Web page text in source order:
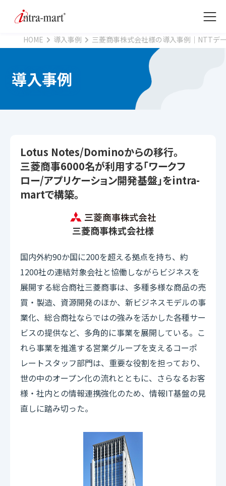
HOME 導入事例 三菱商事株式会社様の導入事例｜NTTデ
導入事例
Lotus Notes/Dominoからの移行。
三菱商事6000名が利用する「ワークフ
ロー/アプリケーション開発基盤」をintra-
martで構築。
三菱商事株式会社様
国内外約90か国に200を超える拠点を持ち、約
1200社の連結対象会社と協働しながらビジネスを
展開する総合商社三菱商事は、多種多様な商品の売
買・製造、資源開発のほか、新ビジネスモデルの事
業化、総合商社ならではの強みを活かした各種サー
ビスの提供など、多角的に事業を展開している。こ
れら事業を推進する営業グループを支えるコーポ
レートスタッフ部門は、重要な役割を担っており、
世の中のオープン化の流れとともに、さらなるお客
様・社内との情報連携強化のため、情報IT基盤の見
直しに踏み切った。